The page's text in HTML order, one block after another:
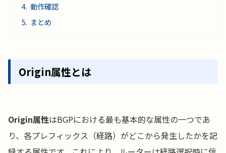
動作確認
まとめ
Origin属性とは
Origin属性はBGPにおける最も基本的な属性の一つであ
り、各プレフィックス（経路）がどこから発生したかを記